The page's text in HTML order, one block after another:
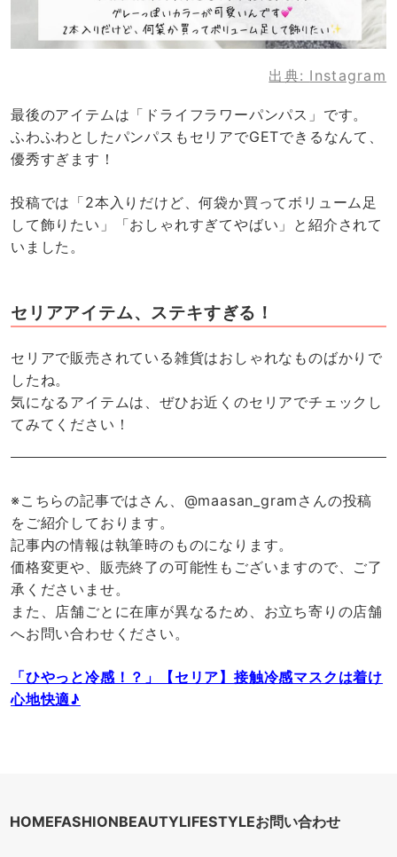
出典: Instagram
最後のアイテムは「ドライフラワーパンパス」です。
ふわふわとしたパンパスもセリアでGETできるなんて、
優秀すぎます！
投稿では「2本入りだけど、何袋か買ってボリューム足
して飾りたい」「おしゃれすぎてやばい」と紹介されて
いました。
セリアアイテム、ステキすぎる！
セリアで販売されている雑貨はおしゃれなものばかりで
したね。
気になるアイテムは、ぜひお近くのセリアでチェックし
てみてください！
※こちらの記事ではさん、@maasan_gramさんの投稿
をご紹介しております。
記事内の情報は執筆時のものになります。
価格変更や、販売終了の可能性もございますので、ご了
承くださいませ。
また、店舗ごとに在庫が異なるため、お立ち寄りの店舗
へお問い合わせください。
「ひやっと冷感！？」【セリア】接触冷感マスクは着け
心地快適♪
HOMEFASHIONBEAUTYLIFESTYLEお問い合わせ